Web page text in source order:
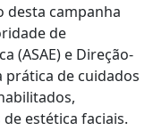
desta campanha
de
(ASAE) e Direção-
prática de cuidados
estética faciais.